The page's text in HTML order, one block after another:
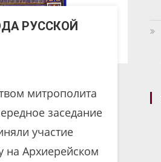
РУССКОЙ
митрополита
заседание
участие
на Архиерейском